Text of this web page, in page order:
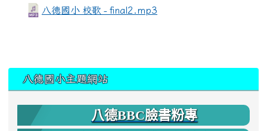
八德國小 校歌 - final2.mp3
八德國小主題網站
八德BBC臉書粉專